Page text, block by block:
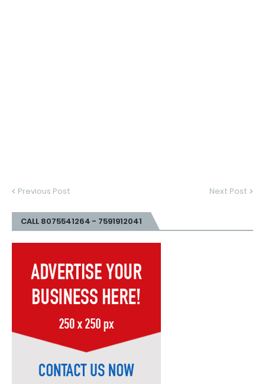
Previous Post Next Post
CALL 8075541264 - 7591912041